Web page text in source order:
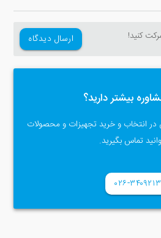
کنید! ارسال دیدگاه
بیشتر دارید؟
در انتخاب و خرید تجهیزات و محصولات
تماس بگیرید.
۳۴۰۹۲۱۳۷